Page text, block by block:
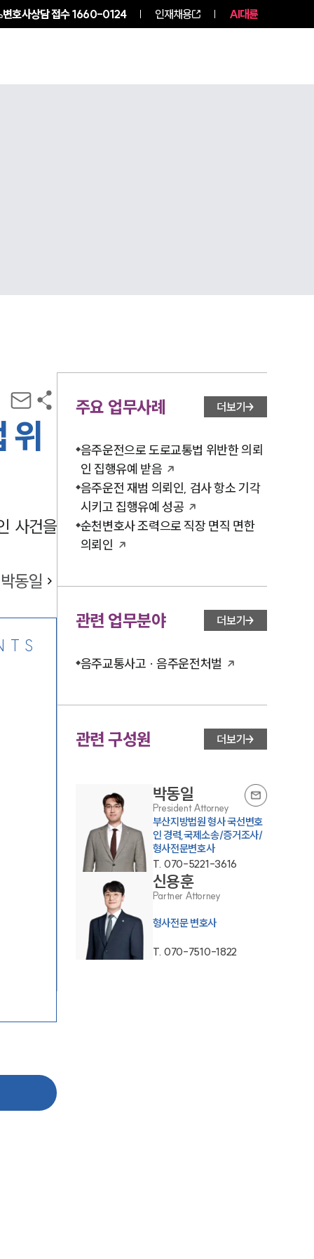
변호사상담 접수1660-0124 인재채용 AI대륜
사건을
박동일
주요 업무사례 더보기
음주운전으로 도로교통법 위반한 의뢰
인 집행유예 받음
음주운전 재범 의뢰인, 검사 항소 기각
시키고 집행유예 성공
순천변호사 조력으로 직장 면직 면한
의뢰인
관련 업무분야 더보기
음주교통사고 · 음주운전처벌
관련 구성원 더보기
박동일
President Attorney
부산지방법원 형사 국선변호
인 경력,국제소송/증거조사/
형사전문변호사
T. 070-5221-3616
신용훈
Partner Attorney
형사전문 변호사
T. 070-7510-1822